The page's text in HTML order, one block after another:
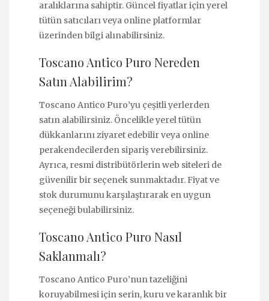
aralıklarına sahiptir. Güncel fiyatlar için yerel
tütün satıcıları veya online platformlar
üzerinden bilgi alınabilirsiniz.
Toscano Antico Puro Nereden
Satın Alabilirim?
Toscano Antico Puro’yu çeşitli yerlerden
satın alabilirsiniz. Öncelikle yerel tütün
dükkanlarını ziyaret edebilir veya online
perakendecilerden sipariş verebilirsiniz.
Ayrıca, resmi distribütörlerin web siteleri de
güvenilir bir seçenek sunmaktadır. Fiyat ve
stok durumunu karşılaştırarak en uygun
seçeneği bulabilirsiniz.
Toscano Antico Puro Nasıl
Saklanmalı?
Toscano Antico Puro’nun tazeliğini
koruyabilmesi için serin, kuru ve karanlık bir